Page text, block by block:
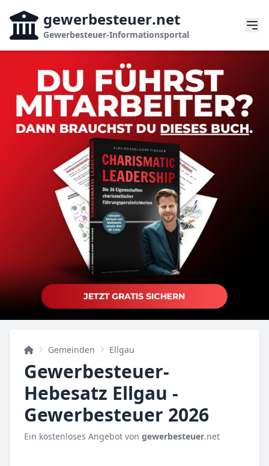
gewerbesteuer.net
Gewerbesteuer-Informationsportal
Gemeinden Ellgau
Gewerbesteuer-
Hebesatz Ellgau -
Gewerbesteuer 2026
Ein kostenloses Angebot von gewerbesteuer.net